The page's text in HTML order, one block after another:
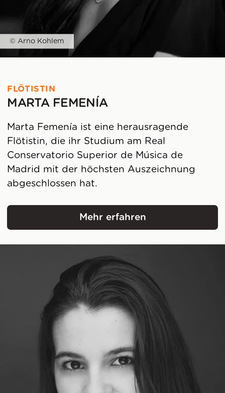
© Arno Kohlem
FLÖTISTIN
MARTA FEMENÍA
Marta Femenía ist eine herausragende
Flötistin, die ihr Studium am Real
Conservatorio Superior de Música de
Madrid mit der höchsten Auszeichnung
abgeschlossen hat.
Mehr erfahren
Marta Femenía